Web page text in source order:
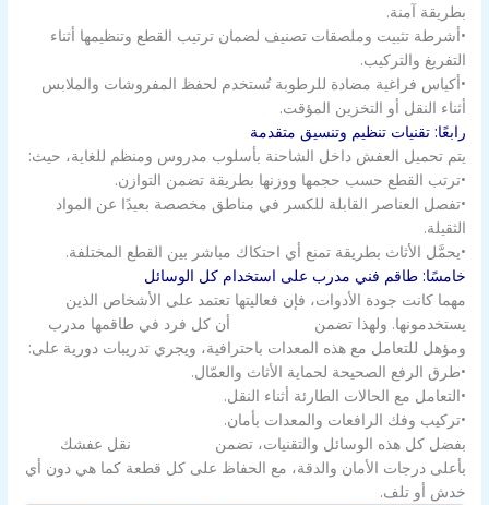
بطريقة آمنة.
•أشرطة تثبيت وملصقات تصنيف لضمان ترتيب القطع وتنظيمها أثناء
التفريغ والتركيب.
•أكياس فراغية مضادة للرطوبة تُستخدم لحفظ المفروشات والملابس
أثناء النقل أو التخزين المؤقت.
رابعًا: تقنيات تنظيم وتنسيق متقدمة
يتم تحميل العفش داخل الشاحنة بأسلوب مدروس ومنظم للغاية، حيث:
•ترتب القطع حسب حجمها ووزنها بطريقة تضمن التوازن.
•تفصل العناصر القابلة للكسر في مناطق مخصصة بعيدًا عن المواد
الثقيلة.
•يحمَّل الأثاث بطريقة تمنع أي احتكاك مباشر بين القطع المختلفة.
خامسًا: طاقم فني مدرب على استخدام كل الوسائل
مهما كانت جودة الأدوات، فإن فعاليتها تعتمد على الأشخاص الذين
يستخدمونها. ولهذا تضمن
أن كل فرد في طاقمها مدرب
ومؤهل للتعامل مع هذه المعدات باحترافية، ويجري تدريبات دورية على:
•طرق الرفع الصحيحة لحماية الأثاث والعمّال.
•التعامل مع الحالات الطارئة أثناء النقل.
•تركيب وفك الرافعات والمعدات بأمان.
بفضل كل هذه الوسائل والتقنيات، تضمن
نقل عفشك
بأعلى درجات الأمان والدقة، مع الحفاظ على كل قطعة كما هي دون أي
خدش أو تلف.